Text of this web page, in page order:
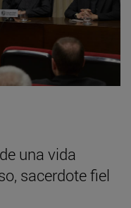
una vida
sacerdote fiel